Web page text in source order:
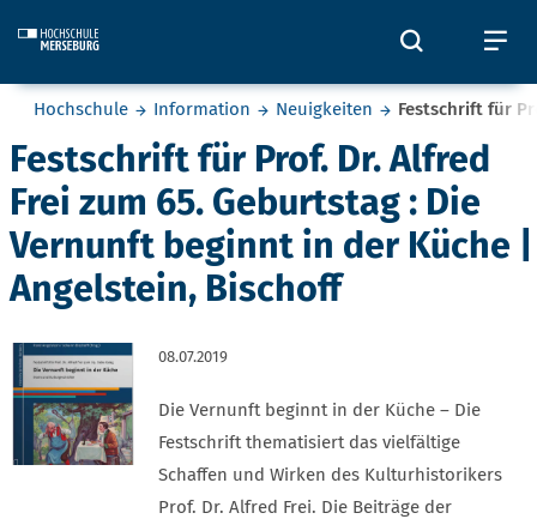
Öffnet
Sie befinden sich hier:
Hochschule Information Neuigkeiten Festschrift für
Festschrift für Prof. Dr. Alfred
Frei zum 65. Geburtstag : Die
Vernunft beginnt in der Küche |
Angelstein, Bischoff
08.07.2019
Die Vernunft beginnt in der Küche – Die
Festschrift thematisiert das vielfältige
Schaffen und Wirken des Kulturhistorikers
Prof. Dr. Alfred Frei. Die Beiträge der